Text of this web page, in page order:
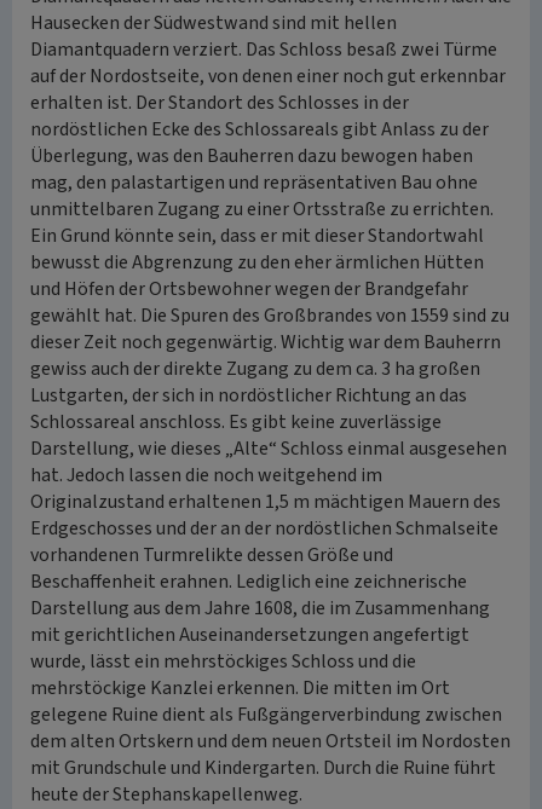
Hausecken der Südwestwand sind mit hellen
Diamantquadern verziert. Das Schloss besaß zwei Türme
auf der Nordostseite, von denen einer noch gut erkennbar
erhalten ist. Der Standort des Schlosses in der
nordöstlichen Ecke des Schlossareals gibt Anlass zu der
Überlegung, was den Bauherren dazu bewogen haben
mag, den palastartigen und repräsentativen Bau ohne
unmittelbaren Zugang zu einer Ortsstraße zu errichten.
Ein Grund könnte sein, dass er mit dieser Standortwahl
bewusst die Abgrenzung zu den eher ärmlichen Hütten
und Höfen der Ortsbewohner wegen der Brandgefahr
gewählt hat. Die Spuren des Großbrandes von 1559 sind zu
dieser Zeit noch gegenwärtig. Wichtig war dem Bauherrn
gewiss auch der direkte Zugang zu dem ca. 3 ha großen
Lustgarten, der sich in nordöstlicher Richtung an das
Schlossareal anschloss. Es gibt keine zuverlässige
Darstellung, wie dieses „Alte“ Schloss einmal ausgesehen
hat. Jedoch lassen die noch weitgehend im
Originalzustand erhaltenen 1,5 m mächtigen Mauern des
Erdgeschosses und der an der nordöstlichen Schmalseite
vorhandenen Turmrelikte dessen Größe und
Beschaffenheit erahnen. Lediglich eine zeichnerische
Darstellung aus dem Jahre 1608, die im Zusammenhang
mit gerichtlichen Auseinandersetzungen angefertigt
wurde, lässt ein mehrstöckiges Schloss und die
mehrstöckige Kanzlei erkennen. Die mitten im Ort
gelegene Ruine dient als Fußgängerverbindung zwischen
dem alten Ortskern und dem neuen Ortsteil im Nordosten
mit Grundschule und Kindergarten. Durch die Ruine führt
heute der Stephanskapellenweg.